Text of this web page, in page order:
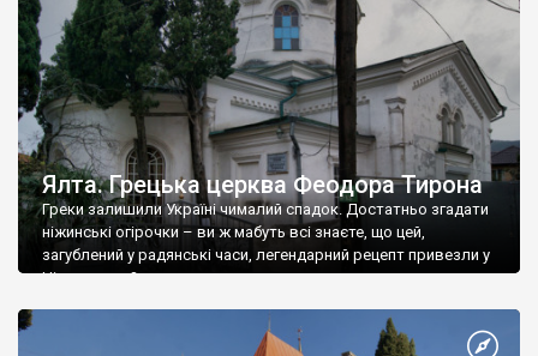
Ялта. Грецька церква Феодора Тирона
Греки залишили Україні чималий спадок. Достатньо згадати
ніжинські огірочки – ви ж мабуть всі знаєте, що цей,
загублений у радянські часи, легендарний рецепт привезли у
Ніжин греки?